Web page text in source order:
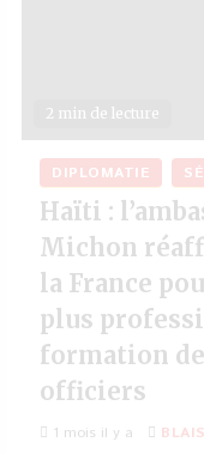
2 min de lecture
DIPLOMATIE
Haïti :
Michon
la France
plus
formation de
officiers
1 mois il y a